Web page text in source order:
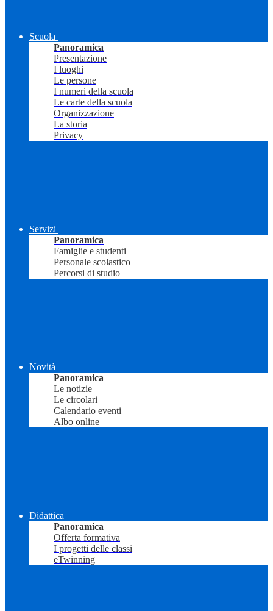
Scuola
Panoramica
Presentazione
I luoghi
Le persone
I numeri della scuola
Le carte della scuola
Organizzazione
La storia
Privacy
Servizi
Panoramica
Famiglie e studenti
Personale scolastico
Percorsi di studio
Novità
Panoramica
Le notizie
Le circolari
Calendario eventi
Albo online
Didattica
Panoramica
Offerta formativa
I progetti delle classi
eTwinning